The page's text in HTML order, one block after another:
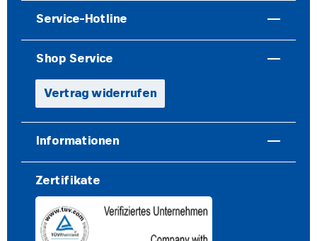
Service-Hotline
Shop Service
Vertrag widerrufen
Informationen
Zertifikate